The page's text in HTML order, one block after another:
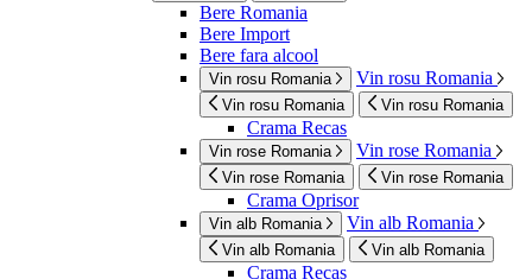
Bere Romania
Bere Import
Bere fara alcool
Vin rosu Romania Vin rosu Romania
Vin rosu Romania Vin rosu Romania
Crama Recas
Vin rose Romania Vin rose Romania
Vin rose Romania Vin rose Romania
Crama Oprisor
Vin alb Romania Vin alb Romania
Vin alb Romania Vin alb Romania
Crama Recas